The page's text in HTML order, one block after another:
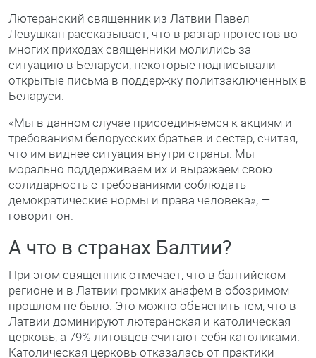
Лютеранский священник из Латвии Павел
Левушкан рассказывает, что в разгар протестов во
многих приходах священники молились за
ситуацию в Беларуси, некоторые подписывали
открытые письма в поддержку политзаключенных в
Беларуси.
«Мы в данном случае присоединяемся к акциям и
требованиям белорусских братьев и сестер, считая,
что им виднее ситуация внутри страны. Мы
морально поддерживаем их и выражаем свою
солидарность с требованиями соблюдать
демократические нормы и права человека», —
говорит он.
А что в странах Балтии?
При этом священник отмечает, что в балтийском
регионе и в Латвии громких анафем в обозримом
прошлом не было. Это можно объяснить тем, что в
Латвии доминируют лютеранская и католическая
церковь, а 79% литовцев считают себя католиками.
Католическая церковь отказалась от практики